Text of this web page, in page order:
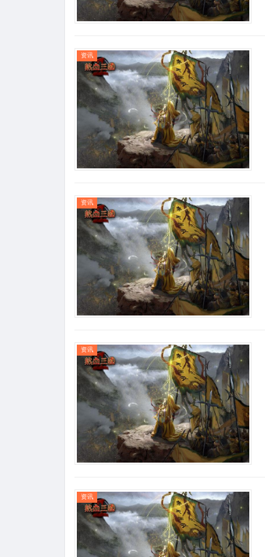
资讯
资讯
资讯
资讯